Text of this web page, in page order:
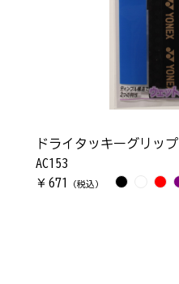
ドライタッキーグリップ
AC153
￥ 671 （税込）